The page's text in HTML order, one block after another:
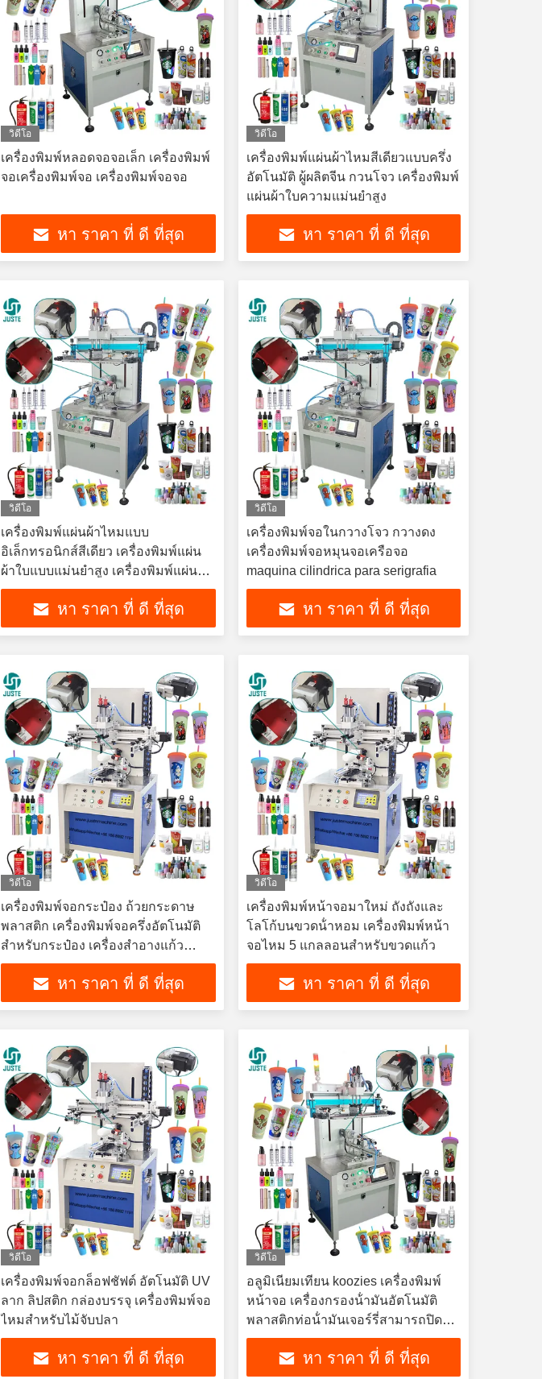
วิดีโอ
เครื่องพิมพ์หลอดจอจอเล็ก เครื่องพิมพ์
จอเครื่องพิมพ์จอ เครื่องพิมพ์จอจอ
หา ราคา ที่ ดี ที่สุด
วิดีโอ
เครื่องพิมพ์แผ่นผ้าไหมสีเดียวแบบครึ่ง
อัตโนมัติ ผู้ผลิตจีน กวนโจว เครื่องพิมพ์
แผ่นผ้าใบความแม่นยําสูง
หา ราคา ที่ ดี ที่สุด
วิดีโอ
เครื่องพิมพ์แผ่นผ้าไหมแบบ
อิเล็กทรอนิกส์สีเดียว เครื่องพิมพ์แผ่น
ผ้าใบแบบแม่นยําสูง เครื่องพิมพ์แผ่น
ผ้าใบแบบมือ
หา ราคา ที่ ดี ที่สุด
วิดีโอ
เครื่องพิมพ์จอในกวางโจว กวางดง
เครื่องพิมพ์จอหมุนจอเครือจอ
maquina cilindrica para serigrafia
หา ราคา ที่ ดี ที่สุด
วิดีโอ
เครื่องพิมพ์จอกระป๋อง ถ้วยกระดาษ
พลาสติก เครื่องพิมพ์จอครึ่งอัตโนมัติ
สําหรับกระป๋อง เครื่องสําอางแก้ว
กระป๋อง ท่ออ่อน
หา ราคา ที่ ดี ที่สุด
วิดีโอ
เครื่องพิมพ์หน้าจอมาใหม่ ถังถังและ
โลโก้บนขวดน้ําหอม เครื่องพิมพ์หน้า
จอไหม 5 แกลลอนสําหรับขวดแก้ว
หา ราคา ที่ ดี ที่สุด
วิดีโอ
เครื่องพิมพ์จอกล็อฟชัฟต์ อัตโนมัติ UV
ลาก ลิปสติก กล่องบรรจุ เครื่องพิมพ์จอ
ไหมสําหรับไม้จับปลา
หา ราคา ที่ ดี ที่สุด
วิดีโอ
อลูมิเนียมเทียน koozies เครื่องพิมพ์
หน้าจอ เครื่องกรองน้ํามันอัตโนมัติ
พลาสติกท่อน้ํามันเจอร์รี่สามารถปิด
เครื่องพิมพ์หน้าจอไหม
หา ราคา ที่ ดี ที่สุด